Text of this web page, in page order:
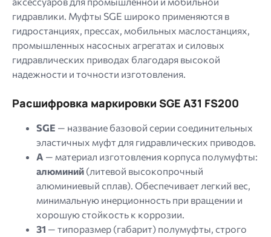
гидравлики. Муфты SGE широко применяются в
гидростанциях, прессах, мобильных маслостанциях,
промышленных насосных агрегатах и ​​силовых
гидравлических приводах благодаря высокой
надежности и точности изготовления.
Расшифровка маркировки SGE A31 FS200
SGE — название базовой серии соединительных
эластичных муфт для гидравлических приводов.
A — материал изготовления корпуса полумуфты:
алюминий (литевой высокопрочный
алюминиевый сплав). Обеспечивает легкий вес,
минимальную инерционность при вращении и
хорошую стойкость к коррозии.
31 — типоразмер (габарит) полумуфты, строго